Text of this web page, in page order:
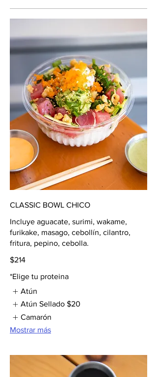
CLASSIC BOWL CHICO
Incluye aguacate, surimi, wakame,
furikake, masago, cebollín, cilantro,
fritura, pepino, cebolla.
$214
*Elige tu proteina
Atún
Atún Sellado $20
Camarón
Mostrar más